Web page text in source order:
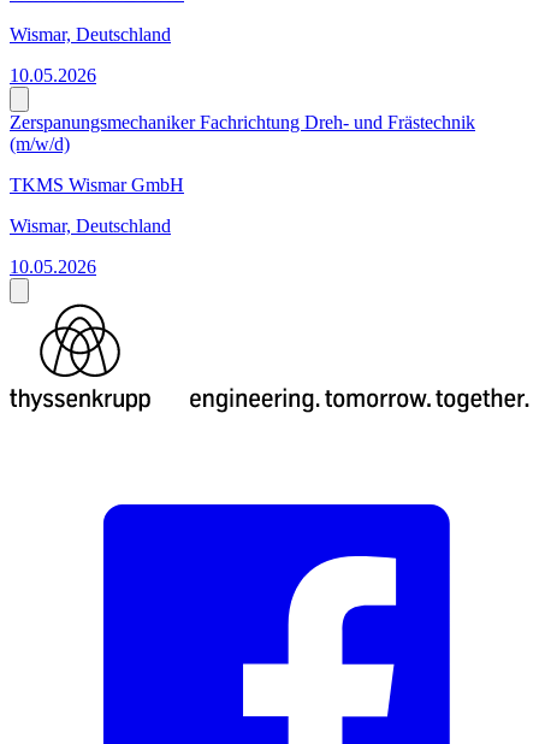
Wismar, Deutschland
10.05.2026
Zerspanungsmechaniker Fachrichtung Dreh- und Frästechnik
(m/w/d)
TKMS Wismar GmbH
Wismar, Deutschland
10.05.2026